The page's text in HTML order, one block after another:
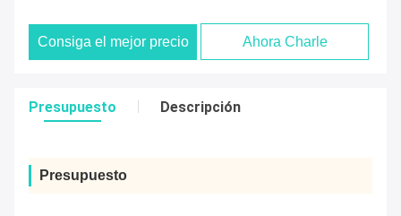
Consiga el mejor precio Ahora Charle
Presupuesto Descripción
Presupuesto